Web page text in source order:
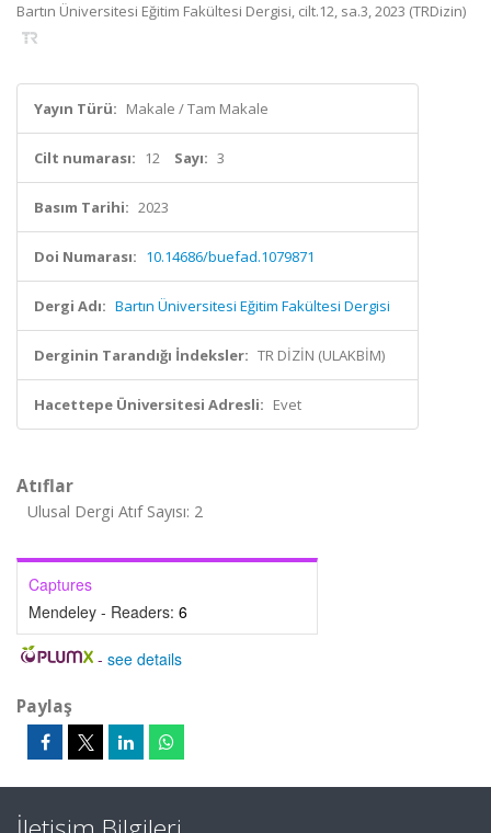
Bartın Üniversitesi Eğitim Fakültesi Dergisi, cilt.12, sa.3, 2023 (TRDizin)
Yayın Türü: Makale / Tam Makale
Cilt numarası: 12 Sayı: 3
Basım Tarihi: 2023
Doi Numarası: 10.14686/buefad.1079871
Dergi Adı: Bartın Üniversitesi Eğitim Fakültesi Dergisi
Derginin Tarandığı İndeksler: TR DİZİN (ULAKBİM)
Hacettepe Üniversitesi Adresli: Evet
Atıflar
Ulusal Dergi Atıf Sayısı: 2
Captures
Mendeley - Readers: 6
- see details
Paylaş